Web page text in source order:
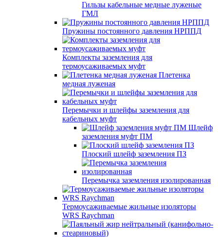
Гильзы кабельные медные луженые
ГМЛ
Пружины постоянного давления НРППД
Комплекты заземления для
термоусаживаемых муфт
Плетенка
медная луженая
Перемычки и шлейфы заземления для
кабельных муфт
Шлейф
заземления муфт ПМ
Плоский шлейф заземления ПЗ
Перемычка заземления изолированная
Термоусаживаемые жильные изоляторы
WRS Raychman